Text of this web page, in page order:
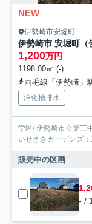
NEW
伊勢崎市安堀町
伊勢崎市 安堀町（
1,200万円
1198.00㎡ (-)
両毛線「伊勢崎」
浄化槽排水
学区/ 伊勢崎市立第三
いせさきガーデンズ：
販売中の区画
- /